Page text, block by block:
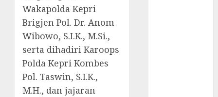
Wakapolda Kepri
Brigjen Pol. Dr. Anom
Wibowo, S.I.K., M.Si.,
serta dihadiri Karoops
Polda Kepri Kombes
Pol. Taswin, S.I.K.,
M.H., dan jajaran